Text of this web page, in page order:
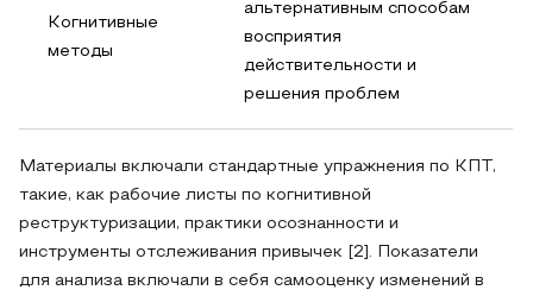
Когнитивные
методы
альтернативным способам
восприятия
действительности и
решения проблем
Материалы включали стандартные упражнения по КПТ,
такие, как рабочие листы по когнитивной
реструктуризации, практики осознанности и
инструменты отслеживания привычек [2]. Показатели
для анализа включали в себя самооценку изменений в